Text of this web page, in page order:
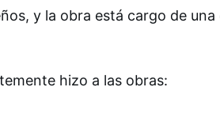
y la obra está cargo de una
hizo a las obras: